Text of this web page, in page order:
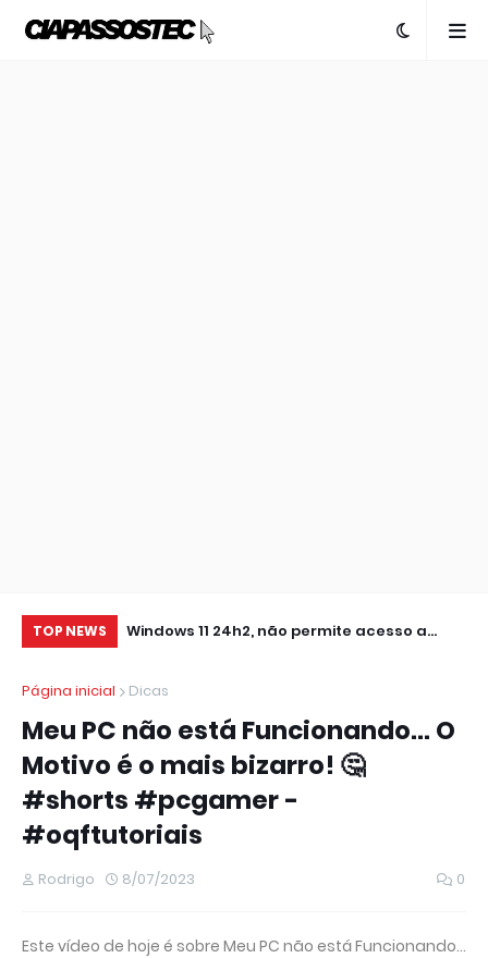
TOP NEWS
IMPRESSORA
Windows 11 24h2, não permite acesso a
outros
Página inicial
Dicas
Meu PC não está Funcionando... O
Motivo é o mais bizarro! 🤔
#shorts #pcgamer -
#oqftutoriais
Rodrigo 8/07/2023 0
Este vídeo de hoje é sobre Meu PC não está Funcionando...